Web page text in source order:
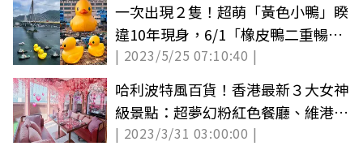
一次出現２隻！超萌「黃色小鴨」睽
違10年現身，6/1「橡皮鴨二重暢」
公布
| 2023/5/25 07:10:40 |
哈利波特風百貨！香港最新３大女神
級景點：超夢幻粉紅色餐廳、維港海
景酒店
| 2023/3/31 03:00:00 |